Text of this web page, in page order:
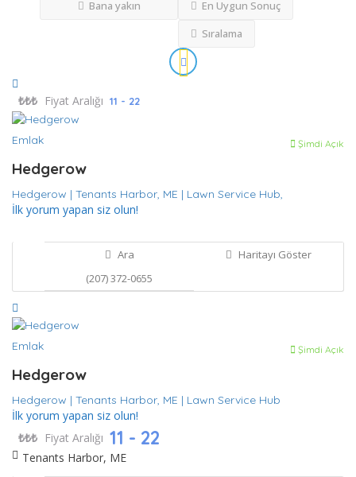
Bana yakın
En Uygun Sonuç
Sıralama
₺₺₺ Fiyat Aralığı 11 - 22
Emlak Şimdi Açık
Hedgerow
Hedgerow | Tenants Harbor, ME | Lawn Service Hub,
İlk yorum yapan siz olun!
Ara
(207) 372-0655
Haritayı Göster
Emlak Şimdi Açık
Hedgerow
Hedgerow | Tenants Harbor, ME | Lawn Service Hub
İlk yorum yapan siz olun!
₺₺₺ Fiyat Aralığı 11 - 22
Tenants Harbor, ME